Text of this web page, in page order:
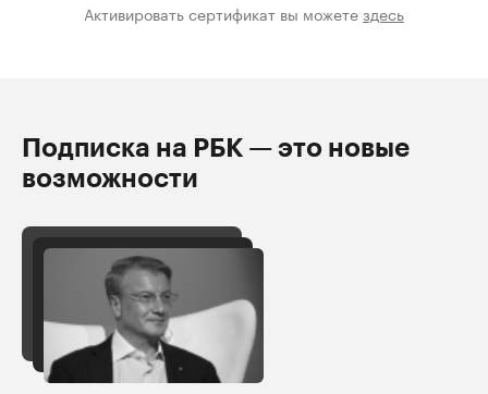
Активировать сертификат вы можетездесь
Подписка на РБК — это новые
возможности